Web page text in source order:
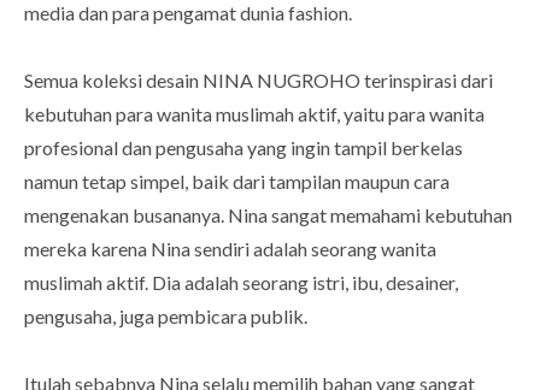
media dan para pengamat dunia fashion.
Semua koleksi desain NINA NUGROHO terinspirasi dari
kebutuhan para wanita muslimah aktif, yaitu para wanita
profesional dan pengusaha yang ingin tampil berkelas
namun tetap simpel, baik dari tampilan maupun cara
mengenakan busananya. Nina sangat memahami kebutuhan
mereka karena Nina sendiri adalah seorang wanita
muslimah aktif. Dia adalah seorang istri, ibu, desainer,
pengusaha, juga pembicara publik.
Itulah sebabnya Nina selalu memilih bahan yang sangat